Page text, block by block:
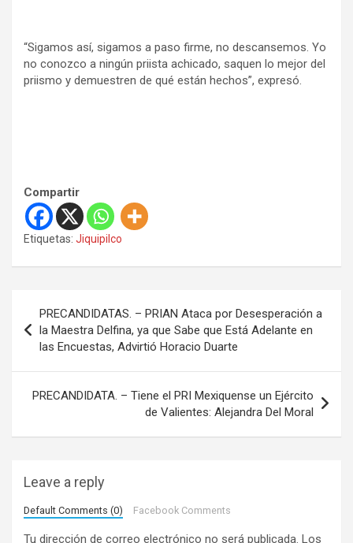
“Sigamos así, sigamos a paso firme, no descansemos. Yo
no conozco a ningún priista achicado, saquen lo mejor del
priismo y demuestren de qué están hechos”, expresó.
Compartir
Etiquetas: Jiquipilco
e
PRECANDIDATAS. – PRIAN Ataca por Desesperación a
la Maestra Delfina, ya que Sabe que Está Adelante en
las Encuestas, Advirtió Horacio Duarte
PRECANDIDATA. – Tiene el PRI Mexiquense un Ejército
de Valientes: Alejandra Del Moral
Leave a reply
Default Comments (0) Facebook Comments
Tu dirección de correo electrónico no será publicada. Los